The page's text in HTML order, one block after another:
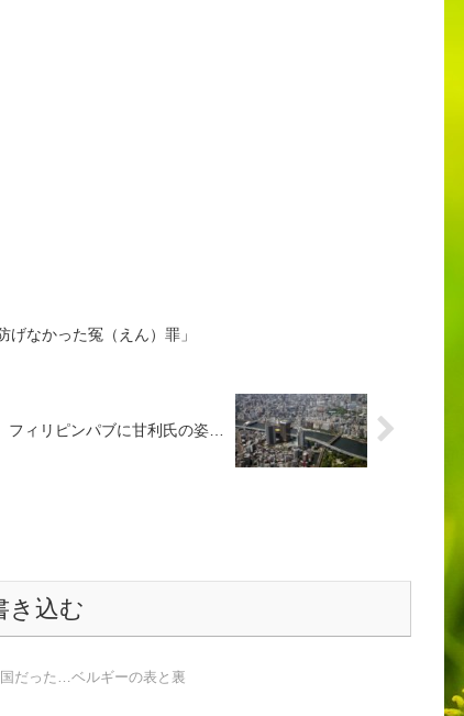
なかった冤（えん）罪」
ィリピンパブに甘利氏の姿…
き込む
だった…ベルギーの表と裏